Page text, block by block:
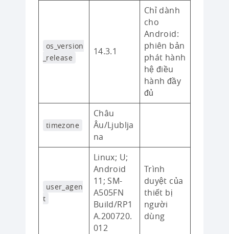
os_version
_release
14.3.1
Chỉ dành
cho
Android:
phiên bản
phát hành
hệ điều
hành đầy
đủ
timezone
Châu
Âu/Ljublja
na
user_agen
t
Linux; U;
Android
11; SM-
A505FN
Build/RP1
A.200720.
012
Trình
duyệt của
thiết bị
người
dùng